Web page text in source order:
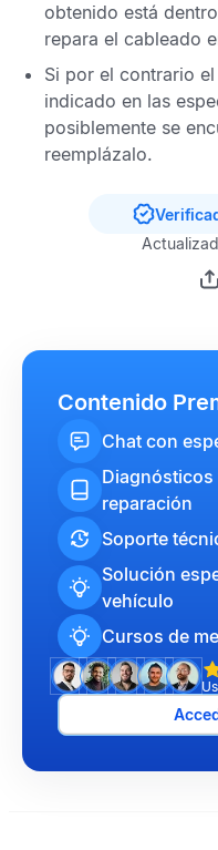
obtenido está
repara el cableado
Si por el contrario
indicado en las
posiblemente se
reemplázalo.
Contenido
Chat con
Diagnósticos
reparación
Soporte
Solución
vehículo
Cursos de